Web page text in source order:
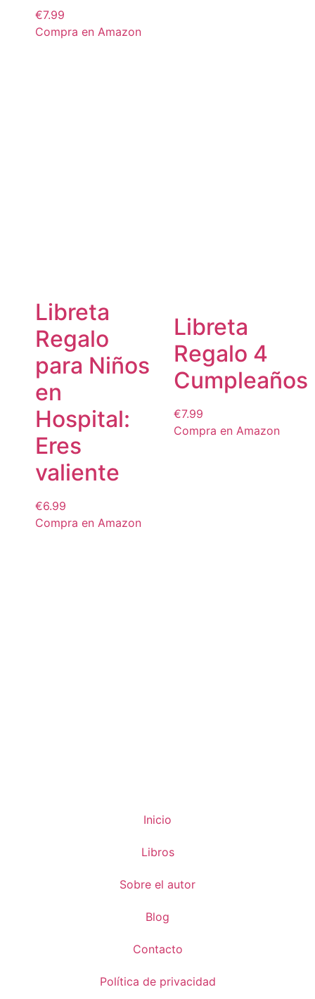
€7.99
Compra en Amazon
Libreta
Regalo
para Niños
en
Hospital:
Eres
valiente
€6.99
Compra en Amazon
Libreta
Regalo 4
Cumpleaños
€7.99
Compra en Amazon
Inicio
Libros
Sobre el autor
Blog
Contacto
Política de privacidad